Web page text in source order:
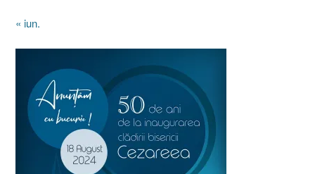
« iun.